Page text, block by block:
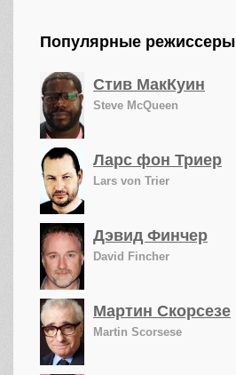
Популярные режиссеры
Стив МакКуин
Steve McQueen
Ларс фон Триер
Lars von Trier
Дэвид Финчер
David Fincher
Мартин Скорсезе
Martin Scorsese